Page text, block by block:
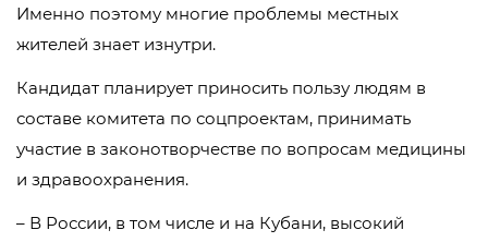
Именно поэтому многие проблемы местных
жителей знает изнутри.
Кандидат планирует приносить пользу людям в
составе комитета по соцпроектам, принимать
участие в законотворчестве по вопросам медицины
и здравоохранения.
– В России, в том числе и на Кубани, высокий